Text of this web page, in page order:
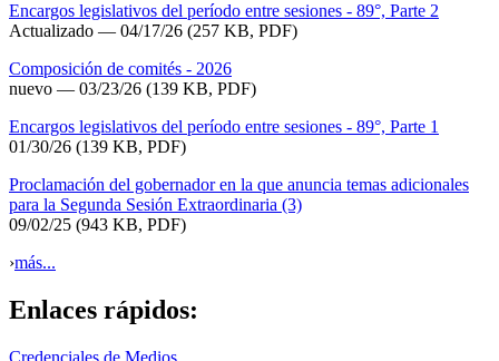
Encargos legislativos del período entre sesiones - 89°, Parte 2
Actualizado — 04/17/26 (257 KB, PDF)
Composición de comités - 2026
nuevo — 03/23/26 (139 KB, PDF)
Encargos legislativos del período entre sesiones - 89°, Parte 1
01/30/26 (139 KB, PDF)
Proclamación del gobernador en la que anuncia temas adicionales
para la Segunda Sesión Extraordinaria (3)
09/02/25 (943 KB, PDF)
›más...
Enlaces rápidos: